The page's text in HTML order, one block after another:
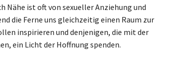
Nähe ist oft von sexueller Anziehung und
die Ferne uns gleichzeitig einen Raum zur
inspirieren und denjenigen, die mit der
ein Licht der Hoffnung spenden.